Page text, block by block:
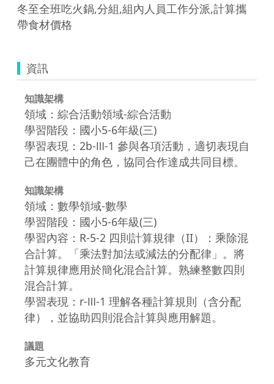
冬至全班吃火鍋,分組,組內人員工作分派,計算攜
帶食材價格
資訊
知識架構
領域：綜合活動領域-綜合活動
學習階段：國小5-6年級(三)
學習表現：2b-Ⅲ-1 參與各項活動，適切表現自
己在團體中的角色，協同合作達成共同目標。
知識架構
領域：數學領域-數學
學習階段：國小5-6年級(三)
學習內容：R-5-2 四則計算規律（II）：乘除混
合計算。「乘法對加法或減法的分配律」。將
計算規律應用於簡化混合計算。熟練整數四則
混合計算。
學習表現：r-Ⅲ-1 理解各種計算規則（含分配
律），並協助四則混合計算與應用解題。
議題
多元文化教育